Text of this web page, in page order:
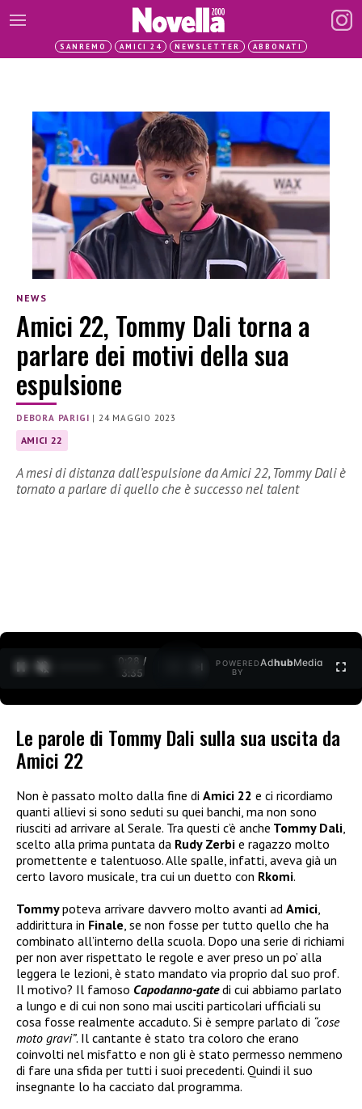
SANREMO AMICI 24 NEWSLETTER ABBONATI
NEWS
Amici 22, Tommy Dali torna a
parlare dei motivi della sua
espulsione
DEBORA PARIGI | 24 MAGGIO 2023
AMICI 22
A mesi di distanza dall’espulsione da Amici 22, Tommy Dali è
tornato a parlare di quello che è successo nel talent
0:30 /
3:35
POWERED
BY
AdhubMedia
Le parole di Tommy Dali sulla sua uscita da
Amici 22
Non è passato molto dalla fine di Amici 22 e ci ricordiamo
quanti allievi si sono seduti su quei banchi, ma non sono
riusciti ad arrivare al Serale. Tra questi c’è anche Tommy Dali,
scelto alla prima puntata da Rudy Zerbi e ragazzo molto
promettente e talentuoso. Alle spalle, infatti, aveva già un
certo lavoro musicale, tra cui un duetto con Rkomi.
Tommypoteva arrivare davvero molto avanti ad Amici,
addirittura in Finale, se non fosse per tutto quello che ha
combinato all’interno della scuola. Dopo una serie di richiami
per non aver rispettato le regole e aver preso un po’ alla
leggera le lezioni, è stato mandato via proprio dal suo prof.
Il motivo? Il famoso Capodanno-gatedi cui abbiamo parlato
a lungo e di cui non sono mai usciti particolari ufficiali su
cosa fosse realmente accaduto. Si è sempre parlato di “cose
moto gravi”. Il cantante è stato tra coloro che erano
coinvolti nel misfatto e non gli è stato permesso nemmeno
di fare una sfida per tutti i suoi precedenti. Quindi il suo
insegnante lo ha cacciato dal programma.